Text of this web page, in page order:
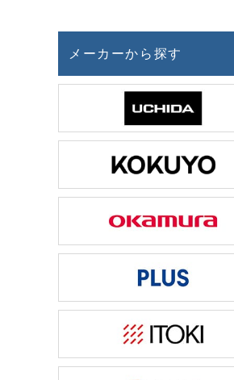
メーカーから探す